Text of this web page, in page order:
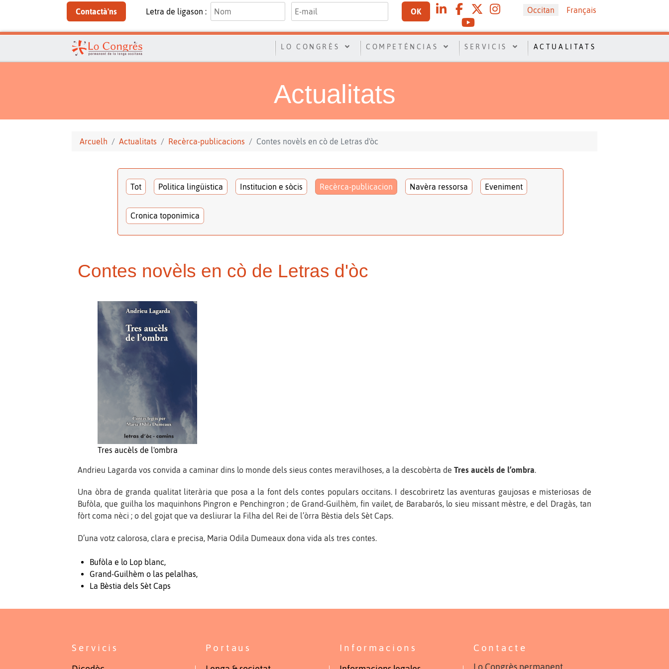
Contactà'ns Letra de ligason : OK Sélectionnez votre langue
Occitan Français
LO CONGRÈS COMPETÉNCIAS SERVICIS ACTUALITATS
Actualitats
Arcuelh Actualitats Recèrca-publicacions Contes novèls en cò de Letras d'òc
Tot Politica lingüistica Institucion e sòcis Recèrca-publicacion Navèra ressorsa Eveniment
Cronica toponimica
Contes novèls en cò de Letras d'òc
Tres aucèls de l'ombra
Andrieu Lagarda vos convida a caminar dins lo monde dels sieus contes meravilhoses, a la descobèrta deTres aucèls de l’ombra
Una òbra de granda qualitat literària que posa a la font dels contes populars occitans. I descobriretz las aventuras gaujosas e misteriosas de
Bufòla, que guilha los maquinhons Pingron e Penchingron ; de Grand-Guilhèm, fin vailet, de Barabarós, lo sieu missant mèstre, e del Dragàs, tan
fòrt coma nèci ; o del gojat que va desliurar la Filha del Rei de l’òrra Bèstia dels Sèt Caps.
D’una votz calorosa, clara e precisa, Maria Odila Dumeaux dona vida als tres contes.
Bufòla e lo Lop blanc,
Grand-Guilhèm o las pelalhas,
La Bèstia dels Sèt Caps
Servicis Portaus Informacions Contacte
Lo Congrès permanent